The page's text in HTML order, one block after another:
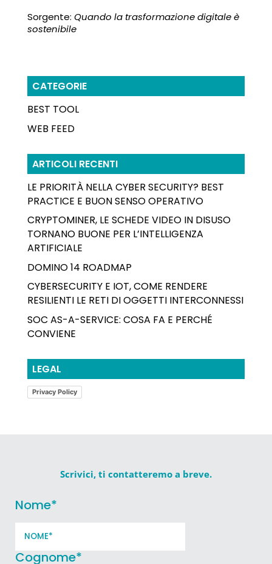
Sorgente: Quando la trasformazione digitale è
sostenibile
CATEGORIE
BEST TOOL
WEB FEED
ARTICOLI RECENTI
LE PRIORITÀ NELLA CYBER SECURITY? BEST
PRACTICE E BUON SENSO OPERATIVO
CRYPTOMINER, LE SCHEDE VIDEO IN DISUSO
TORNANO BUONE PER L’INTELLIGENZA
ARTIFICIALE
DOMINO 14 ROADMAP
CYBERSECURITY E IOT, COME RENDERE
RESILIENTI LE RETI DI OGGETTI INTERCONNESSI
SOC AS-A-SERVICE: COSA FA E PERCHÉ
CONVIENE
LEGAL
Privacy Policy
Scrivici, ti contatteremo a breve.
Nome*
Cognome*